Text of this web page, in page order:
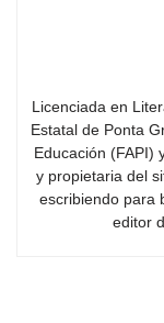
Licenciada en
Estatal de Ponta
Educación (FAPI)
y propietaria del
escribiendo para
editor